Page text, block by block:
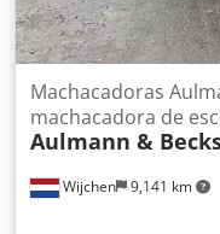
Wijchen 9,141 km
Machacadoras
machacadora de
Aulmann &